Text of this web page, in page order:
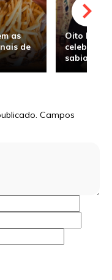
as
de
Oito
sabia
Campos